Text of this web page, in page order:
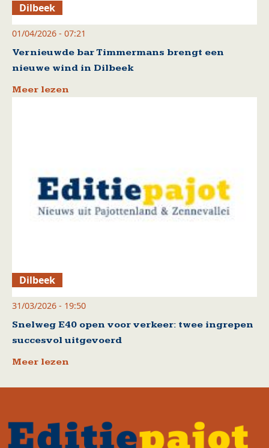
Dilbeek
01/04/2026 - 07:21
Vernieuwde bar Timmermans brengt een
nieuwe wind in Dilbeek
Meer lezen
Dilbeek
31/03/2026 - 19:50
Snelweg E40 open voor verkeer: twee ingrepen
succesvol uitgevoerd
Meer lezen